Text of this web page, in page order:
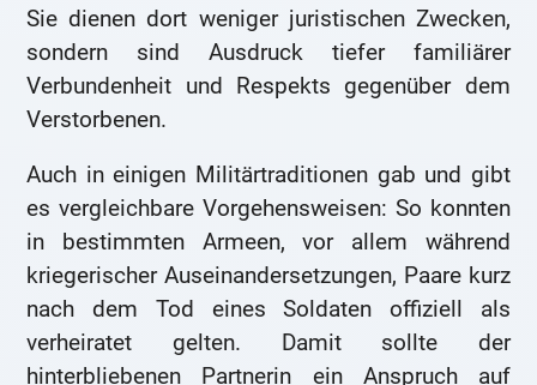
Sie dienen dort weniger juristischen Zwecken,
sondern sind Ausdruck tiefer familiärer
Verbundenheit und Respekts gegenüber dem
Verstorbenen.
Auch in einigen Militärtraditionen gab und gibt
es vergleichbare Vorgehensweisen: So konnten
in bestimmten Armeen, vor allem während
kriegerischer Auseinandersetzungen, Paare kurz
nach dem Tod eines Soldaten offiziell als
verheiratet gelten. Damit sollte der
hinterbliebenen Partnerin ein Anspruch auf